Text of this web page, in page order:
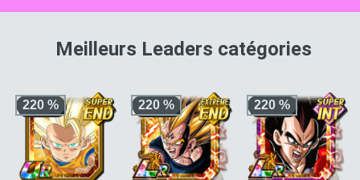
Meilleurs Leaders catégoriespour
220 % 220 % 220 %